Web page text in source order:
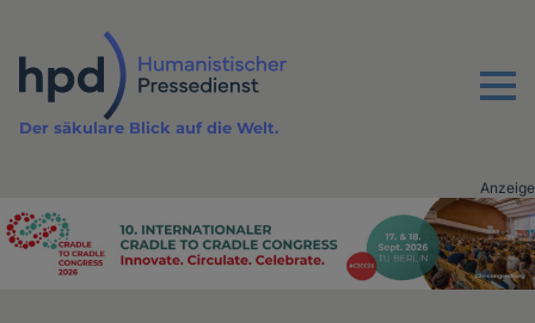
Inhalt
Menu
Der säkulare Blick auf die Welt.
Advertising
Anzeige